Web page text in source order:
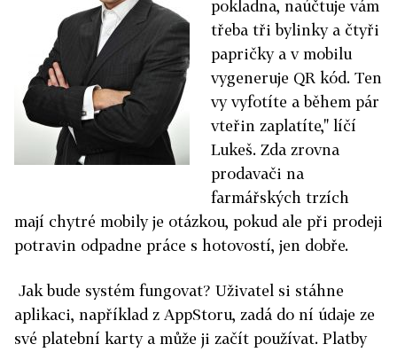
pokladna, naúčtuje vám
třeba tři bylinky a čtyři
papričky a v mobilu
vygeneruje QR kód. Ten
vy vyfotíte a během pár
vteřin zaplatíte," líčí
Lukeš. Zda zrovna
prodavači na
farmářských trzích
mají chytré mobily je otázkou, pokud ale při prodeji
potravin odpadne práce s hotovostí, jen dobře.
Jak bude systém fungovat? Uživatel si stáhne
aplikaci, například z AppStoru, zadá do ní údaje ze
své platební karty a může ji začít používat. Platby